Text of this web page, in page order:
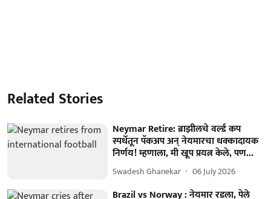
Related Stories
Neymar Retire: ब्राझीलचे वर्ल्ड कप
स्पर्धेतून पॅकअप अन् नेयमारचा धक्कादायक
निर्णय! म्हणाला, मी खूप प्रयत्न केले, पण...
Swadesh Ghanekar 06 July 2026
Brazil vs Norway : नेयमार रडला, पेले